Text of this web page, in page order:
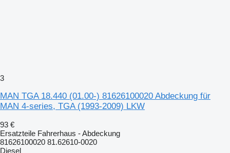
3
MAN TGA 18.440 (01.00-) 81626100020 Abdeckung für
MAN 4-series, TGA (1993-2009) LKW
93 €
Ersatzteile Fahrerhaus - Abdeckung
81626100020 81.62610-0020
Diesel